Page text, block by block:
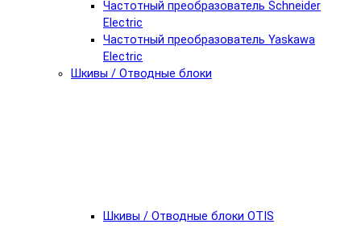
Частотный преобразователь Schneider
Electric
Частотный преобразователь Yaskawa
Electric
Шкивы / Отводные блоки
Шкивы / Отводные блоки OTIS